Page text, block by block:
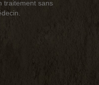
traitement sans